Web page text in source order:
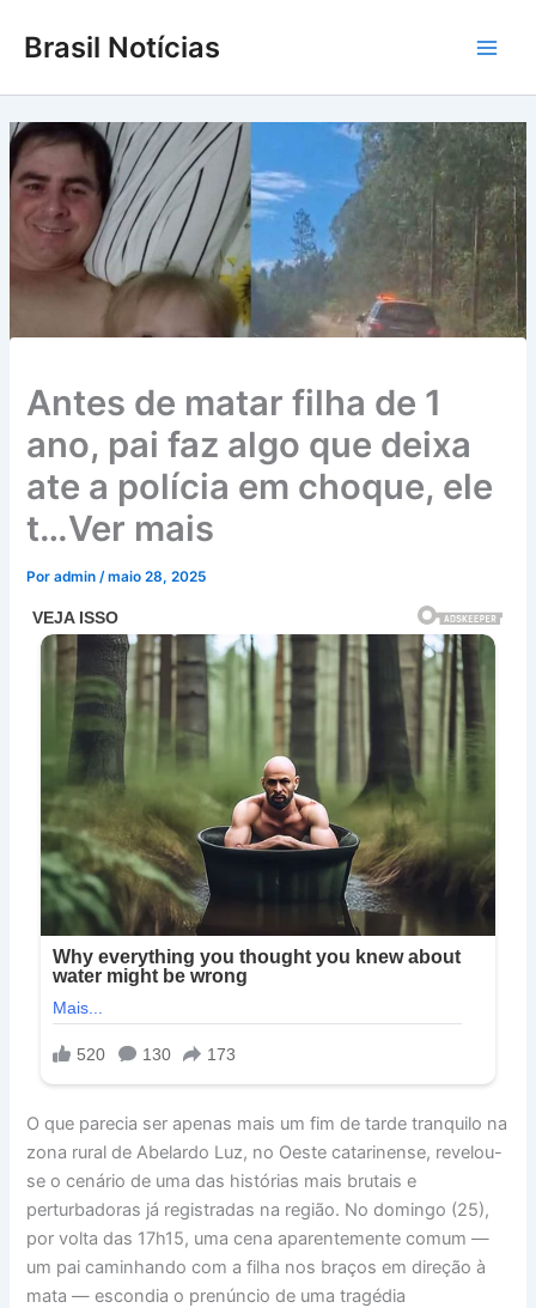
para
conteúdo
Brasil Notícias
Antes de matar filha de 1
ano, pai faz algo que deixa
ate a polícia em choque, ele
t…Ver mais
Poradmin/maio 28, 2025
O que parecia ser apenas mais um fim de tarde tranquilo na
zona rural de Abelardo Luz, no Oeste catarinense, revelou-
se o cenário de uma das histórias mais brutais e
perturbadoras já registradas na região. No domingo (25),
por volta das 17h15, uma cena aparentemente comum —
um pai caminhando com a filha nos braços em direção à
mata — escondia o prenúncio de uma tragédia